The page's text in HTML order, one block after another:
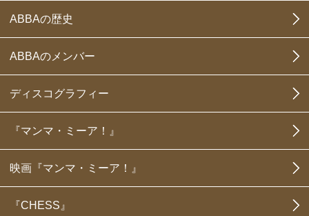
ABBAの歴史
ABBAのメンバー
ディスコグラフィー
『マンマ・ミーア！』
映画『マンマ・ミーア！』
『CHESS』